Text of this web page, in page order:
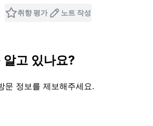
취향 평가 노트 작성
고 있나요?
문 정보를 제보해주세요.